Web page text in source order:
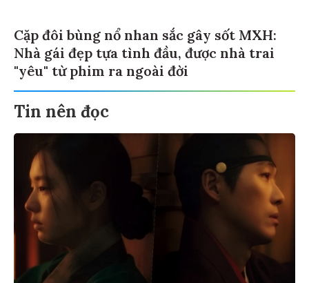
Cặp đôi bùng nổ nhan sắc gây sốt MXH:
Nhà gái đẹp tựa tình đầu, được nhà trai
"yêu" từ phim ra ngoài đời
Tin nên đọc